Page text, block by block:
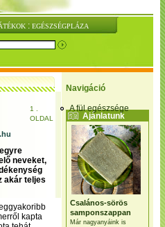
: EGÉSZSÉGPLÁZA
Navigáció
A fül egészsége
Ajánlatunk
Csalános-sörös
samponszappan
Már nagyanyáink is
1 .
OLDAL
neveket,
akár teljes
kapta